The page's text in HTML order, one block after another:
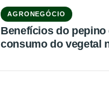
AGRONEGÓCIO
Benefícios do
consumo do vegetal